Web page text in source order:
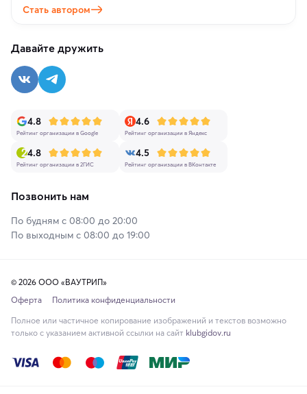
Стать автором
Давайте дружить
4.8
Рейтинг организации в Google
4.6
Рейтинг организации в Яндекс
4.8
Рейтинг организации в 2ГИС
4.5
Рейтинг организации в ВКонтакте
Позвонить нам
По будням с 08:00 до 20:00
По выходным с 08:00 до 19:00
© 2026 ООО «ВАУТРИП»
Оферта
Политика конфиденциальности
Полное или частичное копирование изображений и текстов возможно
только с указанием активной ссылки на сайт klubgidov.ru